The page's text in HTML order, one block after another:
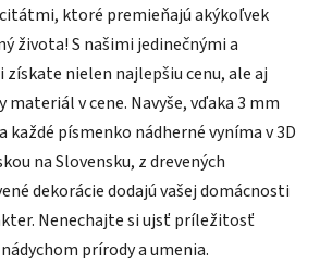
ktoré premieňajú akýkoľvek
života! S našimi jedinečnými a
nielen najlepšiu cenu, ale aj
v cene. Navyše, vďaka 3 mm
písmenko nádherné vyníma v 3D
na Slovensku, z drevených
dekorácie dodajú vašej domácnosti
Nenechajte si ujsť príležitosť
prírody a umenia.